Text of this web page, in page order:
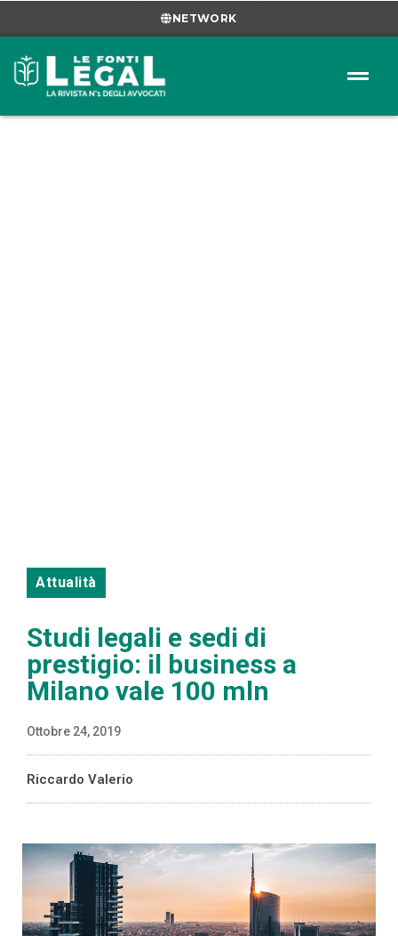
NETWORK
Attualità
Studi legali e sedi di
prestigio: il business a
Milano vale 100 mln
Ottobre 24, 2019
Riccardo Valerio